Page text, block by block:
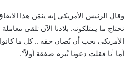
وقال الرئيس الأمريكي إنه يثمّن هذا
نحتاج ما يمتلكونه. بلادنا الآن تلقى
الأمريكي يجب أن يُصان حقه .. كل ما
أما أنا فقلت دعونا نُبرم صفقة أولاً”.